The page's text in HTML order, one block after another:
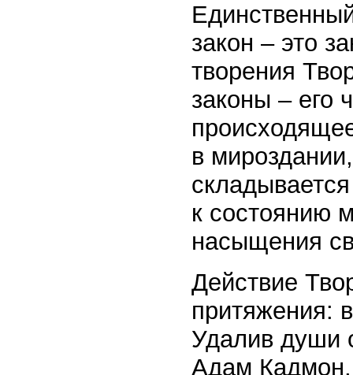
закон – это
творения
законы – его
в
к состоянию
насыщения
Действие
притяжения:
Удалив души
Адам